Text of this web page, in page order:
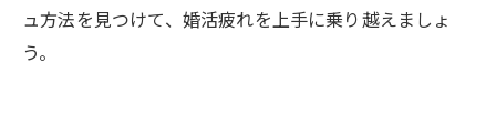
ュ方法を見つけて、婚活疲れを上手に乗り越えましょ
う。